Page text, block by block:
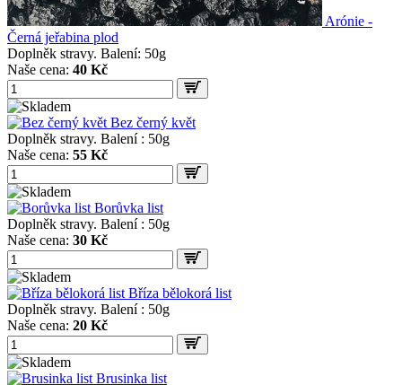
Arónie -
Černá jeřabina plod
Doplněk stravy. Balení: 50g
Naše cena: 40 Kč
Bez černý květ
Doplněk stravy. Balení : 50g
Naše cena: 55 Kč
Borůvka list
Doplněk stravy. Balení : 50g
Naše cena: 30 Kč
Bříza bělokorá list
Doplněk stravy. Balení : 50g
Naše cena: 20 Kč
Brusinka list